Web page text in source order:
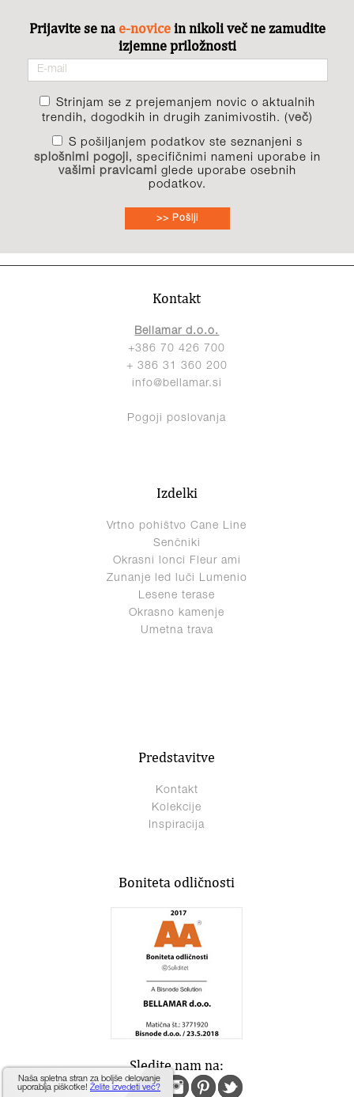
Prijavite se na e-novicein nikoli več ne zamudite
izjemne priložnosti
Strinjam se z prejemanjem novic o aktualnih
trendih, dogodkih in drugih zanimivostih. (več)
S pošiljanjem podatkov ste seznanjeni s
splošnimi pogoji, specifičnimi nameni uporabe in
vašimi pravicami glede uporabe osebnih
podatkov.
>> Pošlji
Kontakt
Bellamar d.o.o.
+386 70 426 700
+ 386 31 360 200
info@bellamar.si
Pogoji poslovanja
Izdelki
Vrtno pohištvo Cane Line
Senčniki
Okrasni lonci Fleur ami
Zunanje led luči Lumenio
Lesene terase
Okrasno kamenje
Umetna trava
Predstavitve
Kontakt
Kolekcije
Inspiracija
Boniteta odličnosti
Sledite nam na:
Naša spletna stran za boljše delovanje
uporablja piškotke! Želite izvedeti več?